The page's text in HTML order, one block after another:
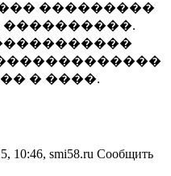
���������
� ����.
10:46, smi58.ru Сообщить